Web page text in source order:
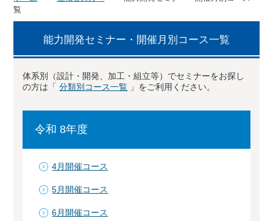
覧
能力開発セミナー・開催月別コース一覧
体系別（設計・開発、加工・組立等）でセミナーをお探し
の方は「 分類別コース一覧 」をご利用ください。
令和 8年度
4月開催コース
5月開催コース
6月開催コース